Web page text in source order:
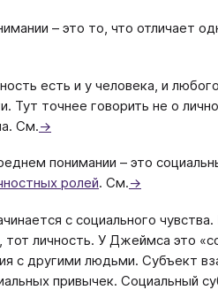
– это то, что отличает
есть и у человека, и
Тут точнее говорить не о
См.→
понимании – это
ролей. См.→
с социального
личность. У Джеймса это
с другими людьми. Субъект
привычек. Социальный